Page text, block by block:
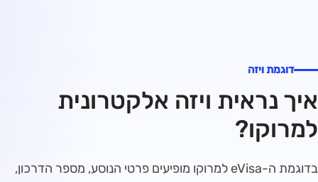
דוגמת ויזה
איך נראית ויזה אלקטרונית
למרוקו?
בדוגמת ה-eVisa למרוקו מופיעים פרטי הנוסע, מספר הדרכון,